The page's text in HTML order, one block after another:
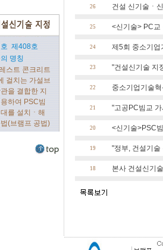
호 제408호
명칭
스트 콘크리트
걸치는 가설브
을 결합한 지
하여 PSC빔
를 설치ㆍ해
(브램프 공법)
26 건설 신기술ㆍ
25 <신기술> PC교
24 제5회 중소기업
23 "건설신기술 지
22 중소기업기술
21 "고공PC빔교
20 <신기술>PSC
19 "정부, 건설기술
18 본사 건설신기